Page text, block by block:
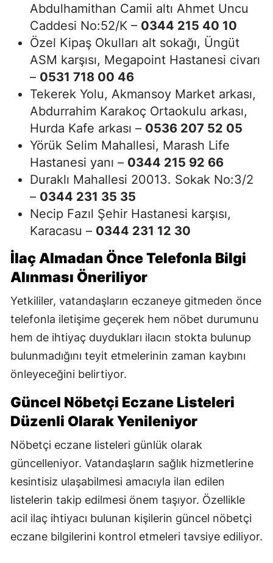
Abdulhamithan Camii altı Ahmet Uncu
Caddesi No:52/K – 0344 215 40 10
Özel Kipaş Okulları alt sokağı, Üngüt
ASM karşısı, Megapoint Hastanesi civarı
– 0531 718 00 46
Tekerek Yolu, Akmansoy Market arkası,
Abdurrahim Karakoç Ortaokulu arkası,
Hurda Kafe arkası – 0536 207 52 05
Yörük Selim Mahallesi, Marash Life
Hastanesi yanı – 0344 215 92 66
Duraklı Mahallesi 20013. Sokak No:3/2
– 0344 231 35 35
Necip Fazıl Şehir Hastanesi karşısı,
Karacasu – 0344 231 12 30
İlaç Almadan Önce Telefonla Bilgi
Alınması Öneriliyor
Yetkililer, vatandaşların eczaneye gitmeden önce
telefonla iletişime geçerek hem nöbet durumunu
hem de ihtiyaç duydukları ilacın stokta bulunup
bulunmadığını teyit etmelerinin zaman kaybını
önleyeceğini belirtiyor.
Güncel Nöbetçi Eczane Listeleri
Düzenli Olarak Yenileniyor
Nöbetçi eczane listeleri günlük olarak
güncelleniyor. Vatandaşların sağlık hizmetlerine
kesintisiz ulaşabilmesi amacıyla ilan edilen
listelerin takip edilmesi önem taşıyor. Özellikle
acil ilaç ihtiyacı bulunan kişilerin güncel nöbetçi
eczane bilgilerini kontrol etmeleri tavsiye ediliyor.